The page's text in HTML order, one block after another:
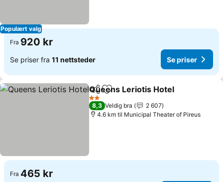
Populært valg
Fra 920 kr
Se priser fra 11 nettsteder Se priser
Del Legg til i favoritter
Queens Leriotis Hotel
2 Stjerner
8,3 Veldig bra
2 607
4.6 km til Municipal Theater of Pireus
Fra 465 kr